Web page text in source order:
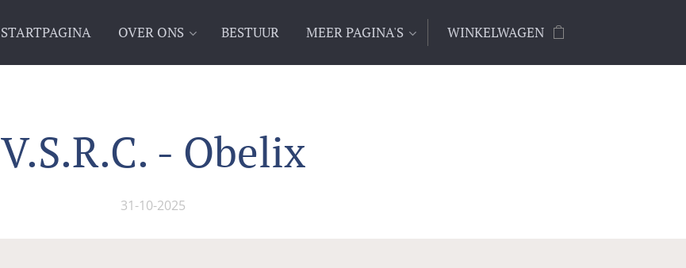
STARTPAGINA OVER ONS BESTUUR MEER PAGINA'S WINKELWAGEN
V.S.R.C. - Obelix
31-10-2025